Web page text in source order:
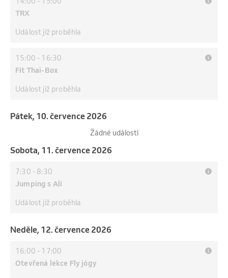
TRX
Událost již proběhla
15:00 - 16:30
Fit Thai-Box
Událost již proběhla
pátek, 10. července 2026
Žádné události
sobota, 11. července 2026
7:30 - 8:30
Jumping s Ali
Událost již proběhla
neděle, 12. července 2026
16:00 - 17:00
Otevřená lekce Fly jógy